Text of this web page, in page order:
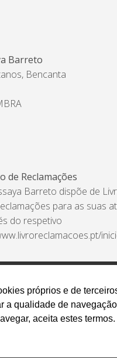
próprios e de
a qualidade de
aceita estes termos.
Barreto
Bencanta
de Reclamações
Barreto dispõe de
para as suas
do respetivo
Privacidade e Tratamento de
Proteção de Dados
Livro
Canal de Denúncias
reservados Design by AM.